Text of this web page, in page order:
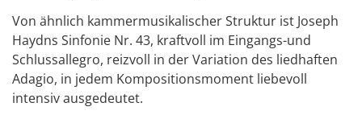
Von ähnlich kammermusikalischer Struktur ist Joseph
Haydns Sinfonie Nr. 43, kraftvoll im Eingangs-und
Schlussallegro, reizvoll in der Variation des liedhaften
Adagio, in jedem Kompositionsmoment liebevoll
intensiv ausgedeutet.